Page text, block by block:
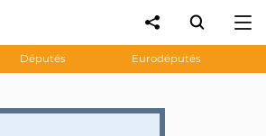
Députés Eurodéputés